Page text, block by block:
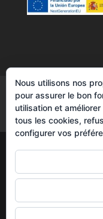
Nos Services
Política
Nous utilisons nos
pour assurer le bon
utilisation et
tous les cookies,
configurer vos